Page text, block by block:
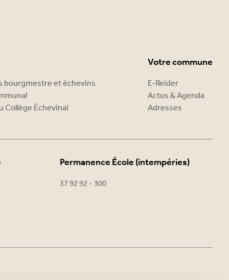
bourgmestre et échevins
Collège Échevinal
Votre commune
E-Reider
Actus & Agenda
Adresses
Permanence École (intempéries)
37 92 92 - 300